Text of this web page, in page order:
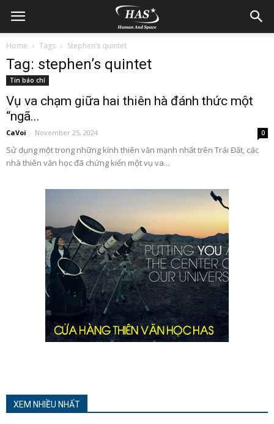
Home Tags Stephen’s quintet
Tag: stephen’s quintet
Tin báo chí
Vụ va chạm giữa hai thiên hà đánh thức một
“ngã...
CaVoi - November 25, 2024 0
Sử dụng một trong những kính thiên văn mạnh nhất trên Trái Đất, các
nhà thiên văn học đã chứng kiến một vụ va...
XEM NHIỀU NHẤT